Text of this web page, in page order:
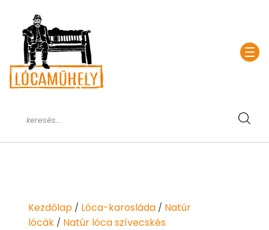
Kezdőlap / Lóca-karosláda / Natúr
lócák / Natúr lóca szívecskés